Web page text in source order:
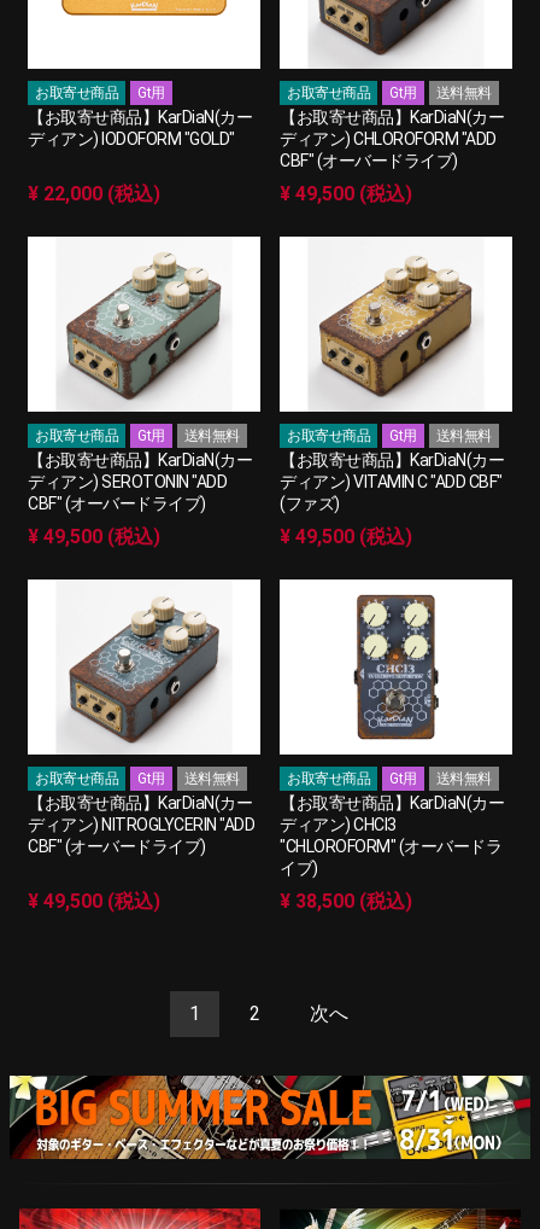
お取寄せ商品 Gt用
【お取寄せ商品】KarDiaN(カー
ディアン) IODOFORM "GOLD"
¥ 22,000 (税込)
お取寄せ商品 Gt用 送料無料
【お取寄せ商品】KarDiaN(カー
ディアン) CHLOROFORM "ADD
CBF" (オーバードライブ)
¥ 49,500 (税込)
お取寄せ商品 Gt用 送料無料
【お取寄せ商品】KarDiaN(カー
ディアン) SEROTONIN "ADD
CBF" (オーバードライブ)
¥ 49,500 (税込)
お取寄せ商品 Gt用 送料無料
【お取寄せ商品】KarDiaN(カー
ディアン) VITAMIN C "ADD CBF"
(ファズ)
¥ 49,500 (税込)
お取寄せ商品 Gt用 送料無料
【お取寄せ商品】KarDiaN(カー
ディアン) NITROGLYCERIN "ADD
CBF" (オーバードライブ)
¥ 49,500 (税込)
お取寄せ商品 Gt用 送料無料
【お取寄せ商品】KarDiaN(カー
ディアン) CHCI3
"CHLOROFORM" (オーバードラ
イブ)
¥ 38,500 (税込)
1 2 次へ